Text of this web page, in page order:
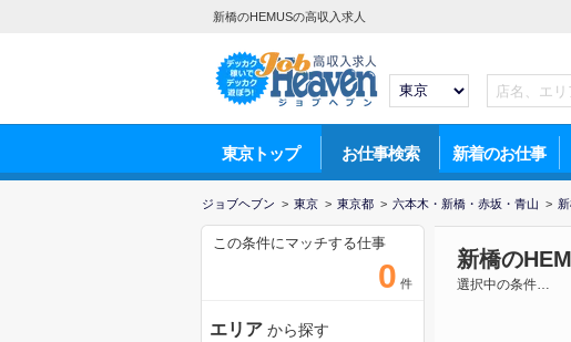
新橋のHEMUSの高収入求人
東京トップ お仕事検索 新着のお仕事
ジョブヘブン > 東京 > 東京都 > 六本木・新橋・赤坂・青山 >
新橋の
選択中の条件…
この条件にマッチする仕事
0 件
エリア から探す